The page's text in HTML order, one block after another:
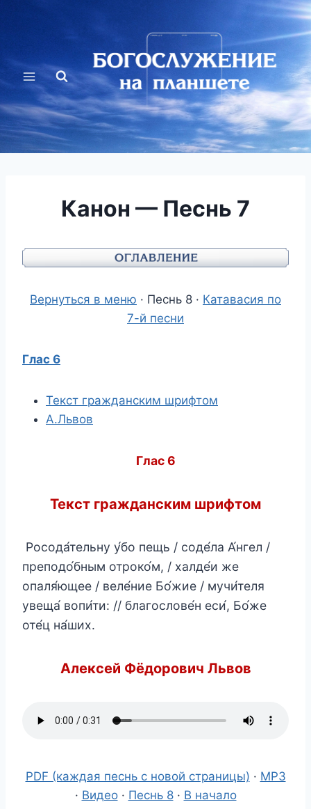
Канон — Песнь 7
Вернуться в меню · Песнь 8 · Катавасия по
7-й песни
Глас 6
Текст гражданским шрифтом
А.Львов
Глас 6
Текст гражданским шрифтом
Росода́тельну у́бо пещь / соде́ла А́нгел /
преподо́бным отроко́м, / халде́и же
опаля́ющее / веле́ние Бо́жие / мучи́теля
увеща́ вопи́ти: // благослове́н еси́, Бо́же
оте́ц на́ших.
Алексей Фёдорович Львов
PDF (каждая песнь с новой страницы) · MP3
· Видео· Песнь 8· В начало